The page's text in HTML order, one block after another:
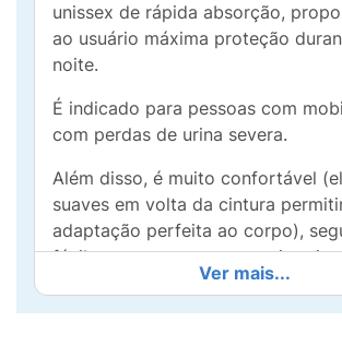
unissex de rápida absorção,
ao usuário máxima proteção
noite.
É indicado para pessoas com
com perdas de urina severa.
Além disso, é muito confortável
suaves em volta da cintura
adaptação perfeita ao corpo),
fácil uso, como uma roupa interior
Ver mais...